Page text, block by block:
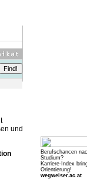
und
Berufschancen
Studium?
Karriere-Index
Orientierung!
wegweiser.ac.at